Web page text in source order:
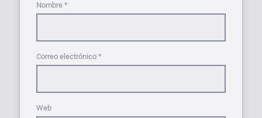
Nombre *
Correo electrónico *
Web